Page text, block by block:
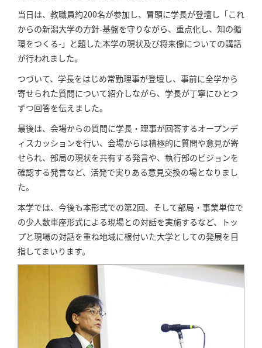
当日は、教職員約200名が参加し、冒頭に学長が登壇し「これ
からの新潟大学の方針-基盤を守りながら、重点化し、知の循
環をつくる-」と題した本学の現状及び将来像についての講話
が行われました。
つづいて、学長をはじめ常勤理事が登壇し、事前に全学から
寄せられた質問について紹介しながら、学長が丁寧にひとつ
ずつ回答を伝えました。
最後は、会場からの質問に学長・理事が回答するオープンデ
ィスカッションを行い、会場からは積極的に質問や意見が寄
せられ、部局の現状を共有する発言や、執行部のビジョンを
確認する発言など、活発で実りある意見交換の場となりまし
た。
本学では、今後も本形式での第2回、そして部局・事業単位で
の少人数車座形式による現場との対話を実施するなど、トッ
プと現場の対話を重ね地域に根付いた大学としての発展を目
指してまいります。